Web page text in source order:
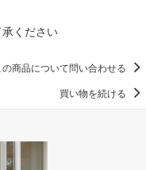
ください
の商品について問い合わせる
買い物を続ける